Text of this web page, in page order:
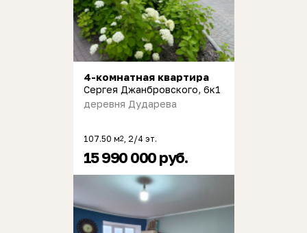
4-комнатная квартира
Сергея Джанбровского, 6к1
деревня Дударева
107.50 м2 , 2/4 эт.
15 990 000 руб.